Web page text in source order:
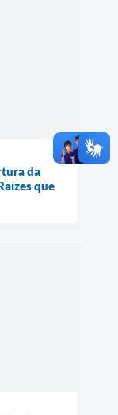
da
que